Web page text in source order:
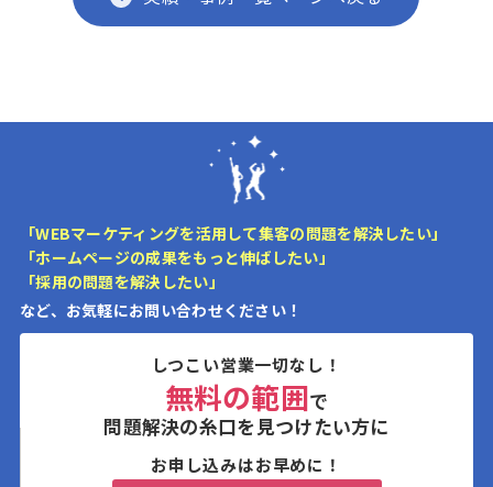
「WEBマーケティングを活用して集客の問題を解決したい」
「ホームページの成果をもっと伸ばしたい」
「採用の問題を解決したい」
など、お気軽にお問い合わせください！
しつこい営業一切なし！
無料の範囲で
問題解決の糸口を見つけたい方に
お申し込みはお早めに！